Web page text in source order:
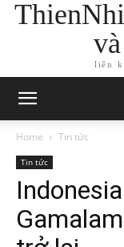
liên
Home Tin tức
Tin tức